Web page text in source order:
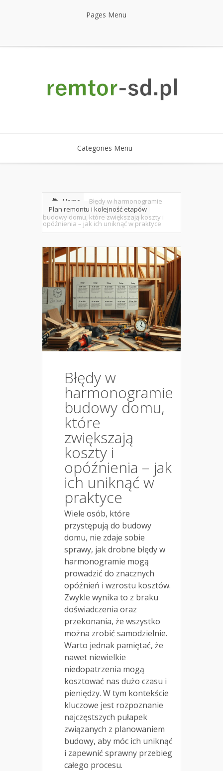
Pages Menu
Categories Menu
Home
Plan remontu i kolejność etapów
Błędy w harmonogramie
budowy domu, które zwiększają koszty i
opóźnienia – jak ich uniknąć w praktyce
Błędy w
harmonogramie
budowy domu,
które
zwiększają
koszty i
opóźnienia – jak
ich uniknąć w
praktyce
Wiele osób, które
przystępują do budowy
domu, nie zdaje sobie
sprawy, jak drobne błędy w
harmonogramie mogą
prowadzić do znacznych
opóźnień i wzrostu kosztów.
Zwykle wynika to z braku
doświadczenia oraz
przekonania, że wszystko
można zrobić samodzielnie.
Warto jednak pamiętać, że
nawet niewielkie
niedopatrzenia mogą
kosztować nas dużo czasu i
pieniędzy. W tym kontekście
kluczowe jest rozpoznanie
najczęstszych pułapek
związanych z planowaniem
budowy, aby móc ich uniknąć
i zapewnić sprawny przebieg
całego procesu.